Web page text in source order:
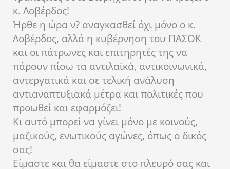
κ. Λοβέρδος!
Ήρθε η ώρα ν? αναγκασθεί όχι μόνο ο κ.
Λοβέρδος, αλλά η κυβέρνηση του ΠΑΣΟΚ
και οι πάτρωνες και επιτηρητές της να
πάρουν πίσω τα αντιλαϊκά, αντικοινωνικά,
αντεργατικά και σε τελική ανάλυση
αντιαναπτυξιακά μέτρα και πολιτικές που
προωθεί και εφαρμόζει!
Κι αυτό μπορεί να γίνει μόνο με κοινούς,
μαζικούς, ενωτικούς αγώνες, όπως ο δικός
σας!
Είμαστε και θα είμαστε στο πλευρό σας και